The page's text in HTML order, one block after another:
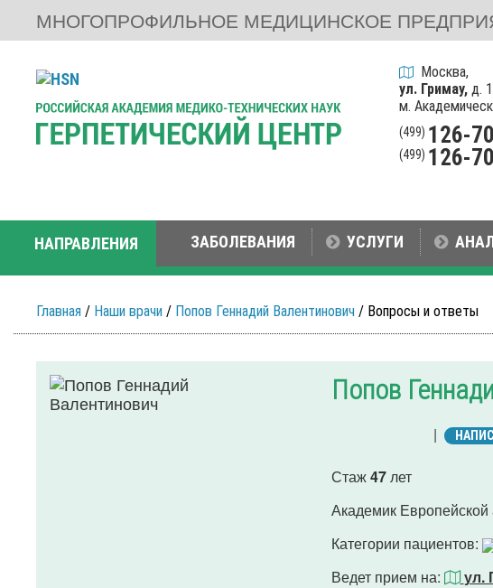
МНОГОПРОФИЛЬНОЕ МЕДИЦИНСКОЕ
Москва,
ул. Гримау,д.
м.
(499) 126-
(499) 126-
НАПРАВЛЕНИЯ ЗАБОЛЕВАНИЯ УСЛУГИ
Главная / Наши врачи / Попов Геннадий Валентинович / Вопросы и ответы
Попов
|
Стаж47лет
Академик Европейской
Категории пациентов:
Ведет прием на:
ул.